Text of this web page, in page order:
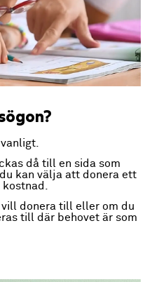
då till en sida som
kan välja att donera ett
donera till eller om du
till där behovet är som